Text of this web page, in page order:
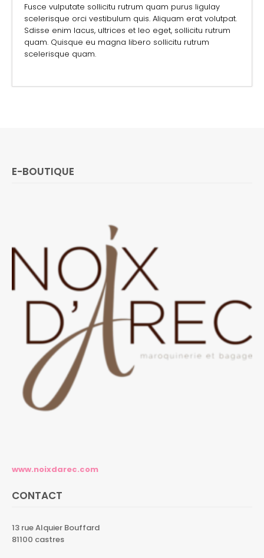
Fusce vulputate sollicitu rutrum quam purus ligulay
scelerisque orci vestibulum quis. Aliquam erat volutpat.
Sdisse enim lacus, ultrices et leo eget, sollicitu rutrum
quam. Quisque eu magna libero sollicitu rutrum
scelerisque quam.
E-BOUTIQUE
www.noixdarec.com
CONTACT
13 rue Alquier Bouffard
81100 castres